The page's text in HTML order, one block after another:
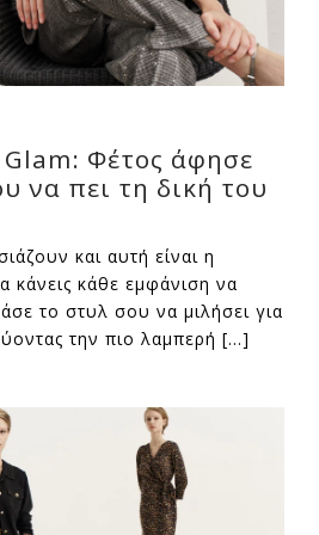
Φέτος άφησε
να πει τη δική του
και αυτή είναι η
κάνεις κάθε εμφάνιση να
το στυλ σου να μιλήσει για
την πιο λαμπερή […]